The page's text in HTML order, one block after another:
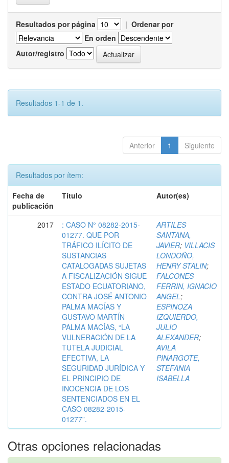
Resultados por página | Ordenar por
En orden
Autor/registro
Resultados 1-1 de 1.
Anterior 1 Siguiente
Resultados por ítem:
Fecha de
publicación
Título Autor(es)
2017
: CASO N° 08282-2015-
01277. QUE POR
TRÁFICO ILÍCITO DE
SUSTANCIAS
CATALOGADAS SUJETAS
A FISCALIZACIÓN SIGUE
ESTADO ECUATORIANO,
CONTRA JOSÉ ANTONIO
PALMA MACÍAS Y
GUSTAVO MARTÍN
PALMA MACÍAS, “LA
VULNERACIÓN DE LA
TUTELA JUDICIAL
EFECTIVA, LA
SEGURIDAD JURÍDICA Y
EL PRINCIPIO DE
INOCENCIA DE LOS
SENTENCIADOS EN EL
CASO 08282-2015-
01277”.
ARTILES
SANTANA,
JAVIER; VILLACIS
LONDOÑO,
HENRY STALIN;
FALCONES
FERRIN, IGNACIO
ANGEL;
ESPINOZA
IZQUIERDO,
JULIO
ALEXANDER;
AVILA
PINARGOTE,
STEFANIA
ISABELLA
Otras opciones relacionadas